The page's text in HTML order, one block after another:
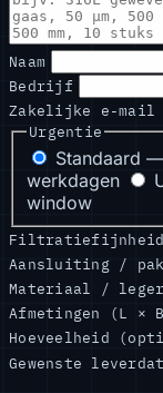
Naam
Bedrijf
Zakelijke e-mail
Urgentie
Standaard
werkdagen
window
Filtratiefijnheid
Aansluiting /
Materiaal /
Afmetingen (L ×
Hoeveelheid
Gewenste